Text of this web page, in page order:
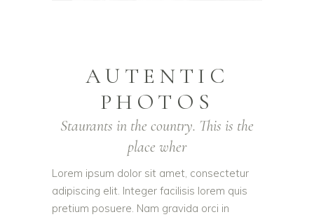
AUTENTIC
PHOTOS
Staurants in the country. This is the
place wher
Lorem ipsum dolor sit amet, consectetur
adipiscing elit. Integer facilisis lorem quis
pretium posuere. Nam gravida orci in